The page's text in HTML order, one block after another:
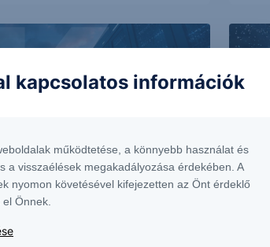
AZ USA - Mit lép erre a
AI
kapcsolatos információk
működtetése, a könnyebb használat és
a visszaélések megakadályozása érdekében. A
nyomon követésével kifejezetten az Önt érdeklő
Önnek.